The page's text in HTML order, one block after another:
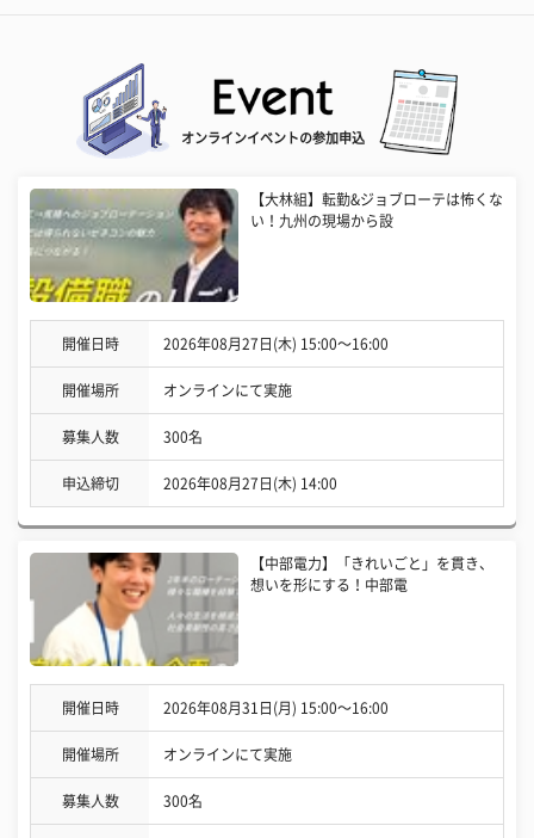
オンラインイベントの参加申込
【大林組】転勤&ジョブローテは怖くな
い！九州の現場から設
開催日時 2026年08月27日(木) 15:00〜16:00
開催場所 オンラインにて実施
募集人数 300名
申込締切 2026年08月27日(木) 14:00
【中部電力】「きれいごと」を貫き、
想いを形にする！中部電
開催日時 2026年08月31日(月) 15:00〜16:00
開催場所 オンラインにて実施
募集人数 300名